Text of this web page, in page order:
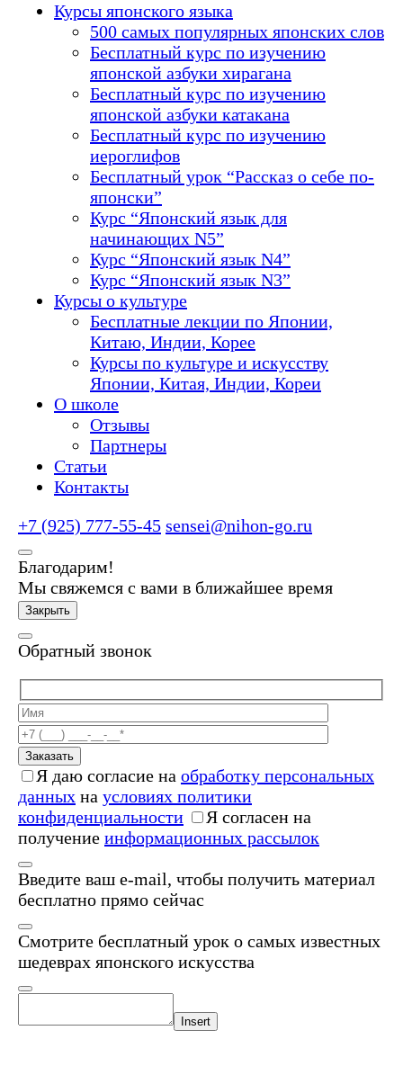
Курсы японского языка
500 самых популярных японских слов
Бесплатный курс по изучению
японской азбуки хирагана
Бесплатный курс по изучению
японской азбуки катакана
Бесплатный курс по изучению
иероглифов
Бесплатный урок “Рассказ о себе по-
японски”
Курс “Японский язык для
начинающих N5”
Курс “Японский язык N4”
Курс “Японский язык N3”
Курсы о культуре
Бесплатные лекции по Японии,
Китаю, Индии, Корее
Курсы по культуре и искусству
Японии, Китая, Индии, Кореи
О школе
Отзывы
Партнеры
Статьи
Контакты
+7 (925) 777-55-45 sensei@nihon-go.ru
Благодарим!
Мы свяжемся с вами в ближайшее время
Закрыть
Обратный звонок
Заказать
Я даю согласие на обработку персональных
данных на условиях политики
конфиденциальности
Я согласен на
получение информационных рассылок
Введите ваш e-mail, чтобы получить материал
бесплатно прямо сейчас
Смотрите бесплатный урок о самых известных
шедеврах японского искусства
Insert